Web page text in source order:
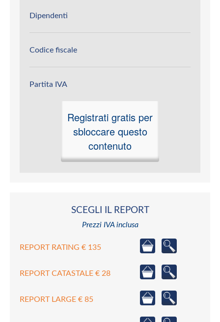
Dipendenti
Codice fiscale
Partita IVA
Registrati gratis per
sbloccare questo
contenuto
SCEGLI IL REPORT
Prezzi IVA inclusa
REPORT RATING € 135
REPORT CATASTALE € 28
REPORT LARGE € 85